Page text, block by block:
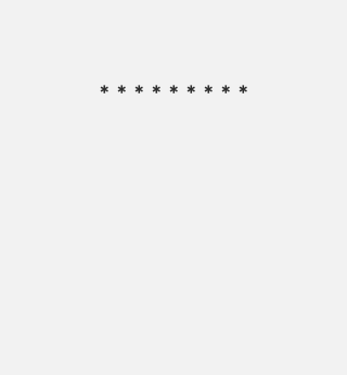
＊＊＊＊＊＊＊＊＊